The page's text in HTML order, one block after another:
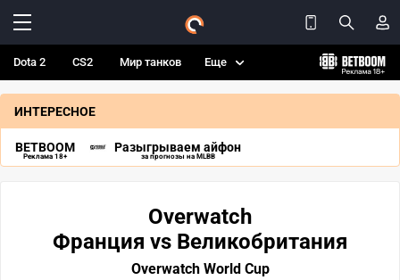
Dota 2 CS2 Мир танков Еще
ИНТЕРЕСНОЕ
BETBOOM
Реклама 18+
Разыгрываем айфон
за прогнозы на MLBB
Overwatch
Франция vs Великобритания
Overwatch World Cup